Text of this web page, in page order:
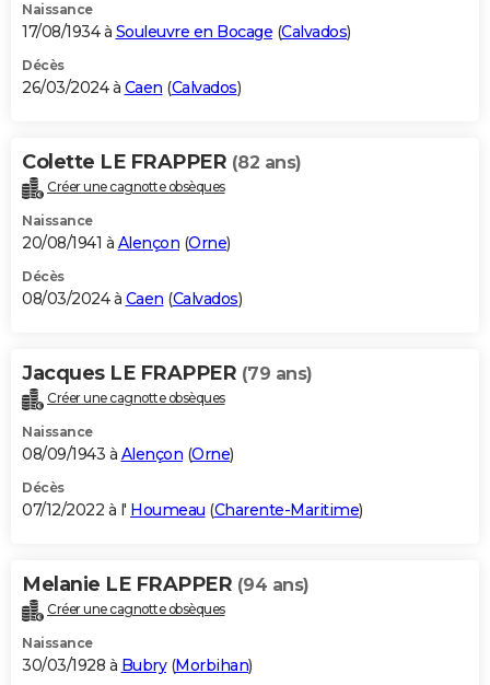
Naissance
17/08/1934 à Souleuvre en Bocage (Calvados)
Décès
26/03/2024 à Caen (Calvados)
Colette LE FRAPPER (82 ans)
Créer une cagnotte obsèques
Naissance
20/08/1941 à Alençon (Orne)
Décès
08/03/2024 à Caen (Calvados)
Jacques LE FRAPPER (79 ans)
Créer une cagnotte obsèques
Naissance
08/09/1943 à Alençon (Orne)
Décès
07/12/2022 à l' Houmeau (Charente-Maritime)
Melanie LE FRAPPER (94 ans)
Créer une cagnotte obsèques
Naissance
30/03/1928 à Bubry(Morbihan)